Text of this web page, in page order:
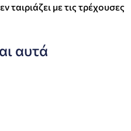
ταιριάζει με τις τρέχουσες
αυτά